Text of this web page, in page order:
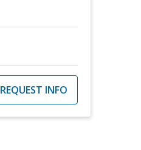
REQUEST INFO